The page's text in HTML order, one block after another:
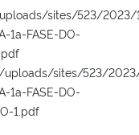
sites/523/2023/
1a-FASE-DO-
sites/523/
1a-FASE-DO-
1.pdf